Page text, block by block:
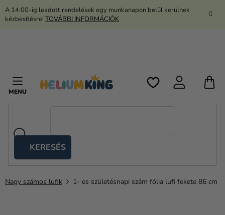
Ugrás
A 14:00-ig leadott rendelések egy munkanapon belül kerülnek
kézbesítésre! TOVÁBBI INFORMÁCIÓK
KERESÉS
sátrak
Kanekalon
Nagy számos lufik 1- es születésnapi szám fólia lufi fekete 86 cm